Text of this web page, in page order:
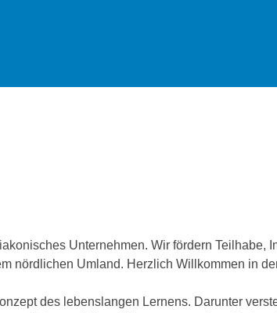
Unternehmen. Wir fördern
nördlichen Umland. Herzlich Willkommen in
des lebenslangen Lernens. Darunter